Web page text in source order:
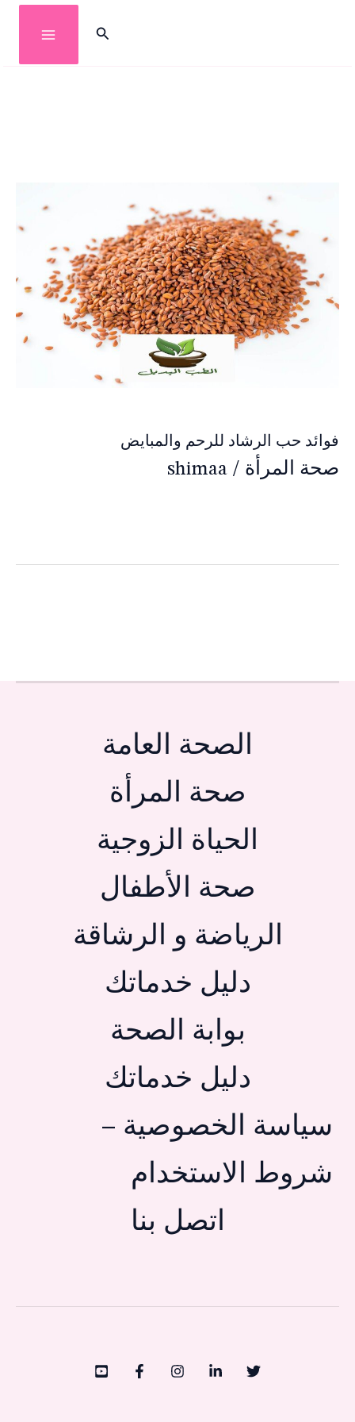
البحث
فوائد حب الرشاد للرحم والمبايض
صحة المرأة /
shimaa
الصحة العامة
صحة المرأة
الحياة الزوجية
صحة الأطفال
الرياضة و الرشاقة
دليل خدماتك
بوابة الصحة
دليل خدماتك
سياسة الخصوصية –
شروط الاستخدام
اتصل بنا